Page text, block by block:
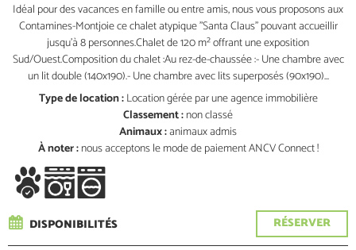
Idéal pour des vacances en famille ou entre amis, nous vous proposons aux
Contamines-Montjoie ce chalet atypique "Santa Claus" pouvant accueillir
jusqu'à 8 personnes.Chalet de 120 m² offrant une exposition
Sud/Ouest.Composition du chalet :Au rez-de-chaussée :- Une chambre avec
un lit double (140x190).- Une chambre avec lits superposés (90x190)...
Type de location :Location gérée par une agence immobilière
Classement :non classé
Animaux :animaux admis
À noter :nous acceptons le mode de paiement ANCV Connect !
RÉSERVER
DISPONIBILITÉS